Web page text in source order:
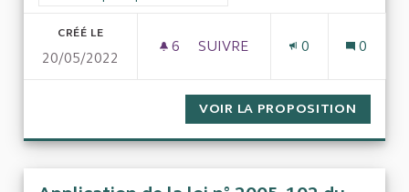
CRÉÉ LE
20/05/2022
6 6 ABONNÉS
SUIVRE
0 0
VOIR LA PROPOSITION